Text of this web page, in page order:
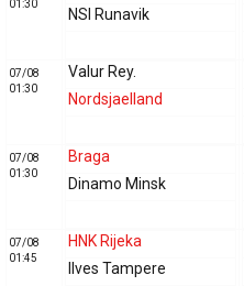
01:30
NSI Runavik
07/08
01:30
Valur Rey.
Nordsjaelland
07/08
01:30
Braga
Dinamo Minsk
07/08
01:45
HNK Rijeka
Ilves Tampere